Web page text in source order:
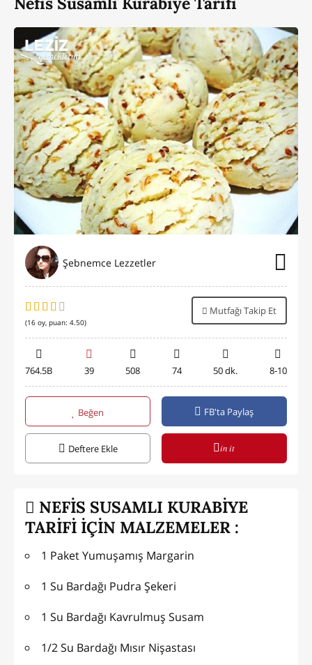
Şebnemce Lezzetler
(16 oy, puan: 4.50)
Mutfağı Takip Et
764.5B 39 508 74 50 dk. 8-10
Beğen FB'ta Paylaş
Deftere Ekle in it
NEFİS SUSAMLI KURABİYE
TARİFİ İÇİN MALZEMELER :
1 Paket Yumuşamış Margarin
1 Su Bardağı Pudra Şekeri
1 Su Bardağı Kavrulmuş Susam
1/2 Su Bardağı Mısır Nişastası